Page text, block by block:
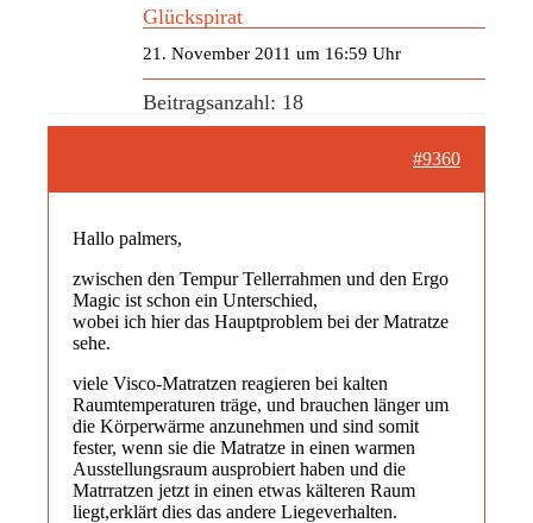
Glückspirat
21. November 2011 um 16:59 Uhr
Beitragsanzahl: 18
#9360
Hallo palmers,
zwischen den Tempur Tellerrahmen und den Ergo
Magic ist schon ein Unterschied,
wobei ich hier das Hauptproblem bei der Matratze
sehe.
viele Visco-Matratzen reagieren bei kalten
Raumtemperaturen träge, und brauchen länger um
die Körperwärme anzunehmen und sind somit
fester, wenn sie die Matratze in einen warmen
Ausstellungsraum ausprobiert haben und die
Matrratzen jetzt in einen etwas kälteren Raum
liegt,erklärt dies das andere Liegeverhalten.